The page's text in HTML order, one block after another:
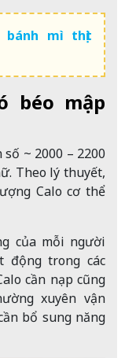
bánh mì thịt
béo mập
~ 2000 – 2200
Theo lý thuyết,
Calo cơ thể
của mỗi người
động trong các
cần nạp cũng
xuyên vận
bổ sung năng